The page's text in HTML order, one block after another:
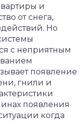
и
от снега,
Но
с неприятным
появление
гнили и
появления
когда